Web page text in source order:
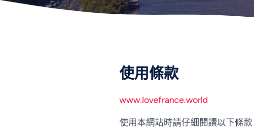
使用條款
www.lovefrance.world
使用本網站時請仔細閱讀以下條款